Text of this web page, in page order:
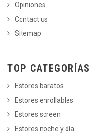
Opiniones
Contact us
Sitemap
TOP CATEGORÍAS
Estores baratos
Estores enrollables
Estores screen
Estores noche y día